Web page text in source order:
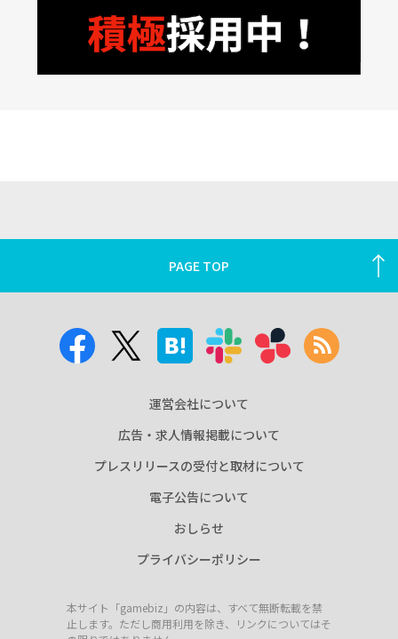
PAGE TOP
運営会社について
広告・求人情報掲載について
プレスリリースの受付と取材について
電子公告について
おしらせ
プライバシーポリシー
本サイト「gamebiz」の内容は、すべて無断転載を禁
止します。ただし商用利用を除き、リンクについてはそ